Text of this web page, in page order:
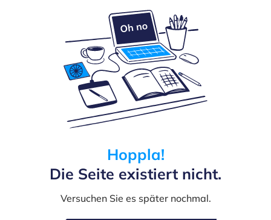
Hoppla!
Die Seite existiert nicht.
Versuchen Sie es später nochmal.